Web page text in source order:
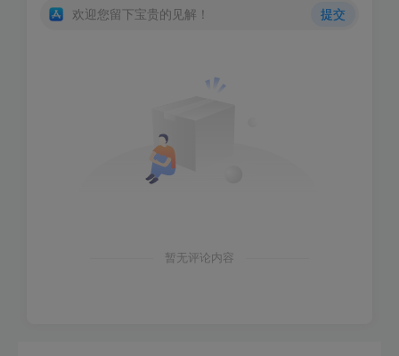
欢迎您留下宝贵的见解！ 提交
暂无评论内容